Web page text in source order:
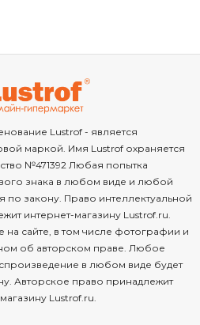
Lustrof - является
маркой. Имя Lustrof охраняется
№471392 Любая попытка
знака в любом виде и любой
по закону. Право интеллектуальной
интернет-магазину Lustrof.ru.
сайте, в том числе фотографии и
об авторском праве. Любое
в любом виде будет
Авторское право принадлежит
Lustrof.ru.